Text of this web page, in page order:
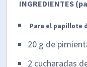
INGREDIENTES
Para el papillote
20 g de
2 cucharadas